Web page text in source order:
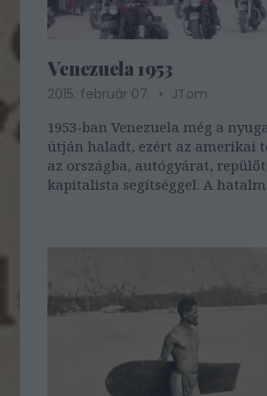
Venezuela 1953
2015. február 07.
JTom
1953-ban Venezuela még a
útján haladt, ezért az amerikai
az országba, autógyárat,
kapitalista segítséggel. A